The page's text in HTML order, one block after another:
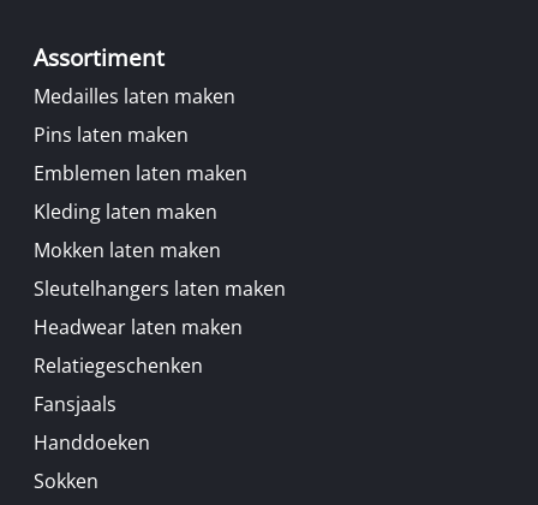
Assortiment
Medailles laten maken
Pins laten maken
Emblemen laten maken
Kleding laten maken
Mokken laten maken
Sleutelhangers laten maken
Headwear laten maken
Relatiegeschenken
Fansjaals
Handdoeken
Sokken